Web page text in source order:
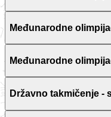
Međunarodne
Međunarodne
Državno takmičenje -